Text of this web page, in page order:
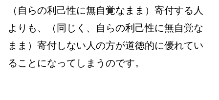
（自らの利己性に無自覚なまま）寄付する人
よりも、（同じく、自らの利己性に無自覚な
まま）寄付しない人の方が道徳的に優れてい
ることになってしまうのです。